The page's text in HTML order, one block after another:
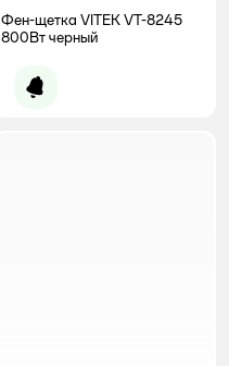
Фен-щетка VITEK VT-8245
800Вт черный
Уведомить о появлении